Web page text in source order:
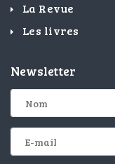
La Revue
Les livres
Newsletter